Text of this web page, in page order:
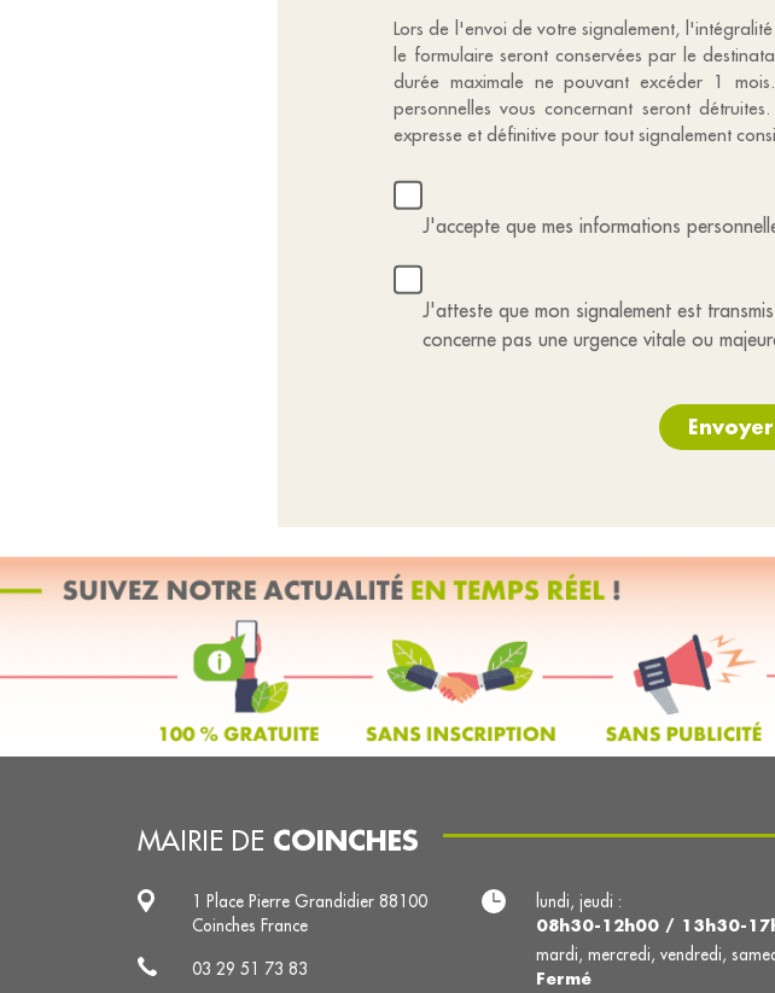
Lors de l'envoi de votre signalement,
le formulaire seront conservées par le
durée maximale ne pouvant excéder 1
personnelles vous concernant seront
expresse et définitive pour tout signalement
J'accepte que mes informations
J'atteste que mon signalement est
concerne pas une urgence vitale ou
MAIRIE DE COINCHES
1 Place Pierre Grandidier 88100
Coinches France
03 29 51 73 83
lundi, jeudi :
08h30-12h00 / 13h30-
mardi, mercredi, vendredi,
Fermé